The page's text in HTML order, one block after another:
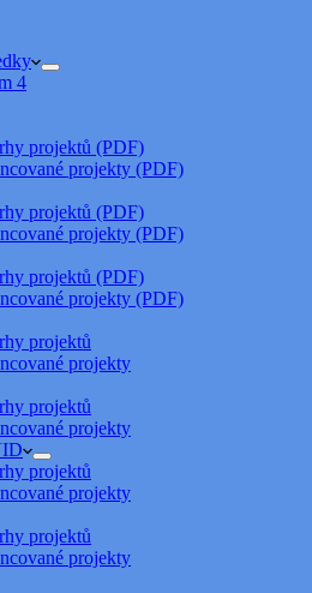
4
projektů (PDF)
projekty (PDF)
projektů (PDF)
projekty (PDF)
projektů (PDF)
projekty (PDF)
projektů
projekty
projektů
projekty
projektů
projekty
projektů
projekty